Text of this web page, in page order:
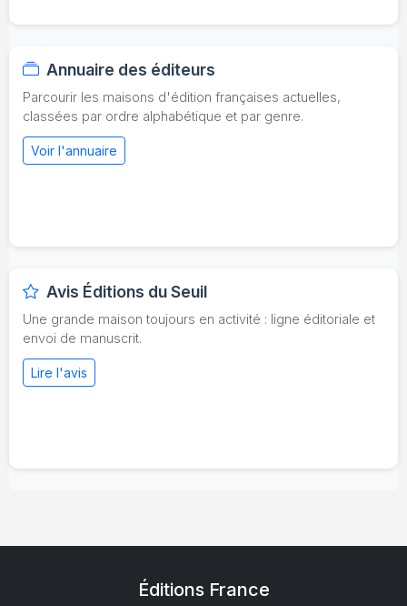
Annuaire des éditeurs
Parcourir les maisons d'édition françaises actuelles,
classées par ordre alphabétique et par genre.
Voir l'annuaire
Avis Éditions du Seuil
Une grande maison toujours en activité : ligne éditoriale et
envoi de manuscrit.
Lire l'avis
Éditions France